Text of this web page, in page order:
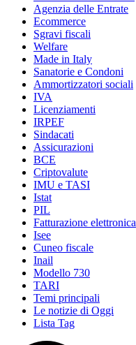
Agenzia delle Entrate
Ecommerce
Sgravi fiscali
Welfare
Made in Italy
Sanatorie e Condoni
Ammortizzatori sociali
IVA
Licenziamenti
IRPEF
Sindacati
Assicurazioni
BCE
Criptovalute
IMU e TASI
Istat
PIL
Fatturazione elettronica
Isee
Cuneo fiscale
Inail
Modello 730
TARI
Temi principali
Le notizie di Oggi
Lista Tag